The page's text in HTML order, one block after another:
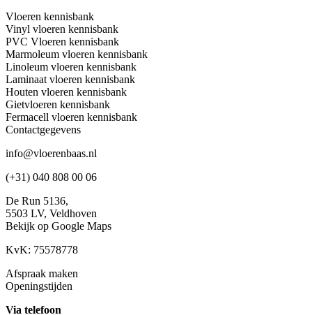
Vloeren kennisbank
Vinyl vloeren kennisbank
PVC Vloeren kennisbank
Marmoleum vloeren kennisbank
Linoleum vloeren kennisbank
Laminaat vloeren kennisbank
Houten vloeren kennisbank
Gietvloeren kennisbank
Fermacell vloeren kennisbank
Contactgegevens
info@vloerenbaas.nl
(+31) 040 808 00 06
De Run 5136,
5503 LV, Veldhoven
Bekijk op Google Maps
KvK: 75578778
Afspraak maken
Openingstijden
Via telefoon